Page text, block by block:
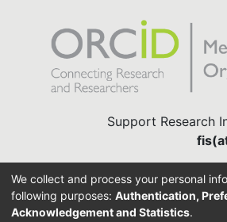
Support Research
We collect and process your personal
following purposes: Authentication,
Acknowledgement and Statistics.